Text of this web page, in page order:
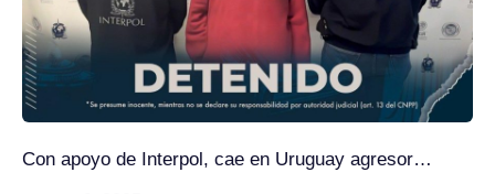
Con apoyo de Interpol, cae en Uruguay agresor…